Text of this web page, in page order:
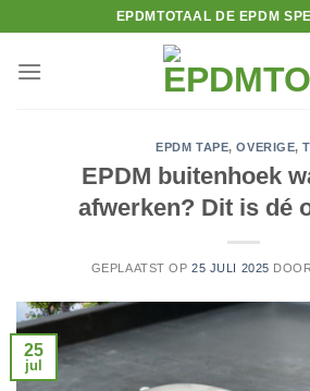
inhoud
EPDMTOTAAL DE EPDM
EPDM TAPE,OVERIGE,
EPDM buitenhoek
afwerken? Dit is dé
GEPLAATST OP25 JULI 2025 DOOR
25
jul